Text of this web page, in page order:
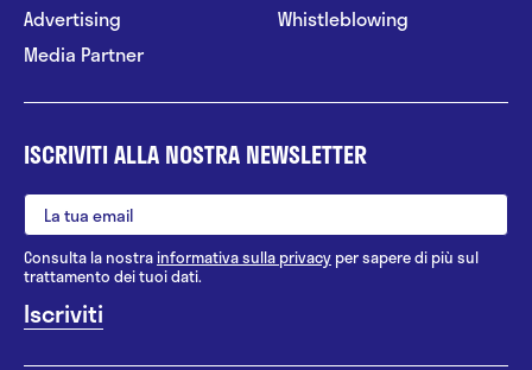
Advertising
Media Partner
Whistleblowing
ISCRIVITI ALLA NOSTRA NEWSLETTER
Consulta la nostrainformativa sulla privacy per sapere di più sul
trattamento dei tuoi dati.